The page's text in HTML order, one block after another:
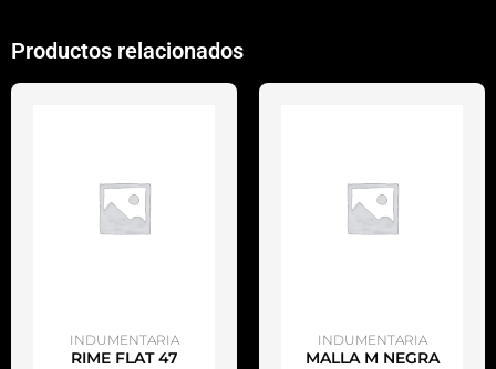
Productos relacionados
AÑADIR AL CARRITO
INDUMENTARIA
RIME FLAT 47
AÑADIR AL CARRITO
INDUMENTARIA
MALLA M NEGRA